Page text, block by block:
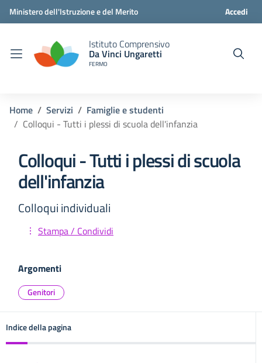
Ministero dell'Istruzione e del Merito Accedi
Istituto Comprensivo
Da Vinci Ungaretti
FERMO
Home Servizi
Famiglie e studenti
Colloqui - Tutti i plessi di scuola dell'infanzia
Colloqui - Tutti i plessi di scuola
dell'infanzia
Colloqui individuali
Stampa / Condividi
Argomenti
Genitori
Indice della pagina